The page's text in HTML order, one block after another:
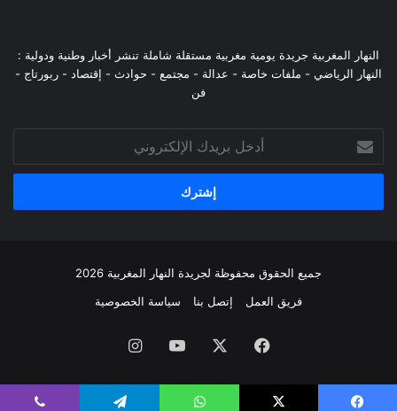
النهار المغربية جريدة يومية مغربية مستقلة شاملة تنشر أخبار وطنية ودولية :
النهار الرياضي - ملفات خاصة - عدالة - مجتمع - حوادث - إقتصاد - ربورتاج -
فن
بريدك
الإلكتروني
جميع الحقوق محفوظة لجريدة النهار المغربية 2026
فريق العمل
إتصل بنا سياسة الخصوصية
فيسبوك ‫YouTube